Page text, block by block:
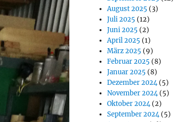
August 2025 (3)
Juli 2025 (12)
Juni 2025 (2)
April 2025 (1)
März 2025 (9)
Februar 2025 (8)
Januar 2025 (8)
Dezember 2024(5)
November 2024(5)
Oktober 2024(2)
September 2024(5)